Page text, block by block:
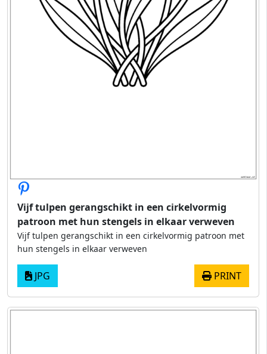
Vijf tulpen gerangschikt in een cirkelvormig
patroon met hun stengels in elkaar verweven
Vijf tulpen gerangschikt in een cirkelvormig patroon met
hun stengels in elkaar verweven
JPG PRINT